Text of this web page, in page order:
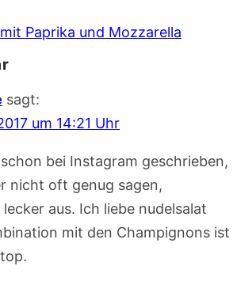
Paprika und Mozzarella
sagt:
um 14:21 Uhr
bei Instagram geschrieben,
nicht oft genug sagen,
aus. Ich liebe nudelsalat
mit den Champignons ist